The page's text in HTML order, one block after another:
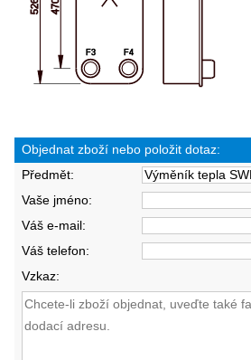
Objednat zboží nebo položit dotaz:
Předmět:
Vaše jméno:
Váš e-mail:
Váš telefon:
Vzkaz: